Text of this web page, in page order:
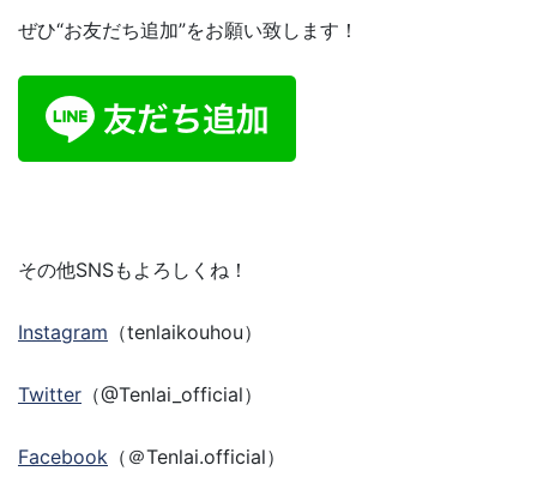
ぜひ“お友だち追加”をお願い致します！
その他SNSもよろしくね！
Instagram （tenlaikouhou）
Twitter （@Tenlai_official）
Facebook （＠Tenlai.official）